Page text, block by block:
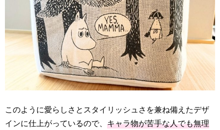
このように愛らしさとスタイリッシュさを兼ね備えたデザ
インに仕上がっているので、 キャラ物が苦手な人でも無理